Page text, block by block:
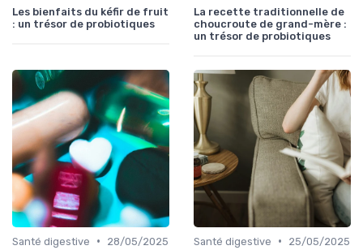
Les bienfaits du kéfir de fruit
: un trésor de probiotiques
La recette traditionnelle de
choucroute de grand-mère :
un trésor de probiotiques
Santé digestive •
28/05/2025
Santé digestive •
25/05/2025